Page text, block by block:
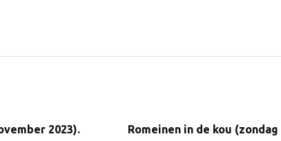
2023).
Romeinen in de kou